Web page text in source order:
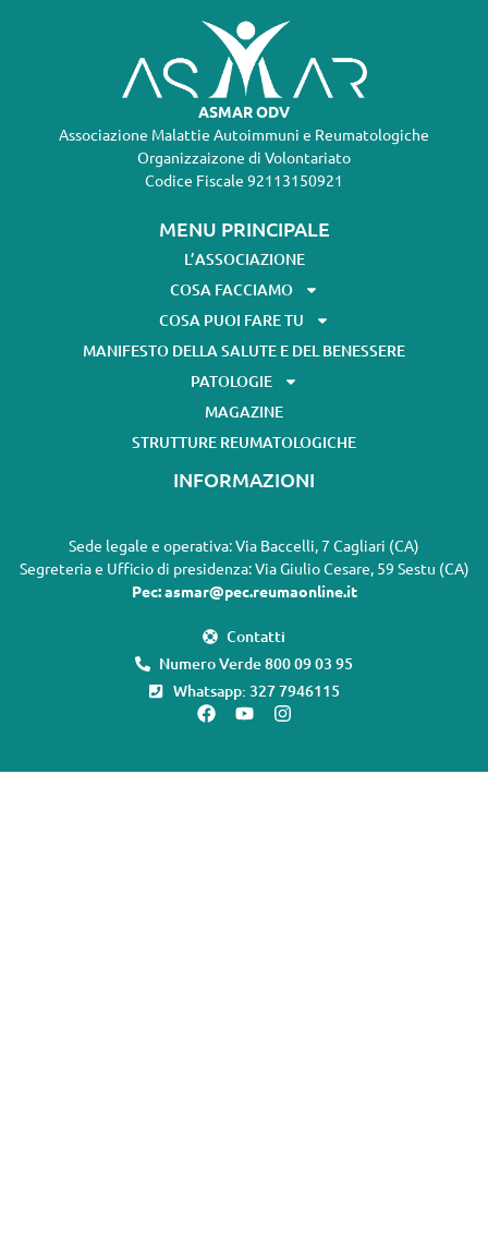
ASMAR ODV
Associazione Malattie Autoimmuni e Reumatologiche
Organizzaizone di Volontariato
Codice Fiscale 92113150921
MENU PRINCIPALE
L’ASSOCIAZIONE
COSA FACCIAMO
COSA PUOI FARE TU
MANIFESTO DELLA SALUTE E DEL BENESSERE
PATOLOGIE
MAGAZINE
STRUTTURE REUMATOLOGICHE
INFORMAZIONI
Sede legale e operativa: Via Baccelli, 7 Cagliari (CA)
Segreteria e Ufficio di presidenza: Via Giulio Cesare, 59 Sestu (CA)
Pec: asmar@pec.reumaonline.it
Contatti
Numero Verde 800 09 03 95
Whatsapp: 327 7946115